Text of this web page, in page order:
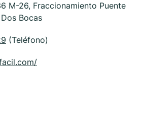
M-26, Fraccionamiento Puente
Bocas
(Teléfono)